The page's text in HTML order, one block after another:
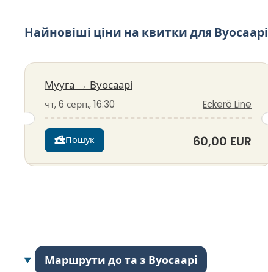
Найновіші ціни на квитки для Вуосаарі
Мууга → Вуосаарі
чт, 6 серп., 16:30 Eckerö Line
Пошук 60,00 EUR
Маршрути до та з Вуосаарі